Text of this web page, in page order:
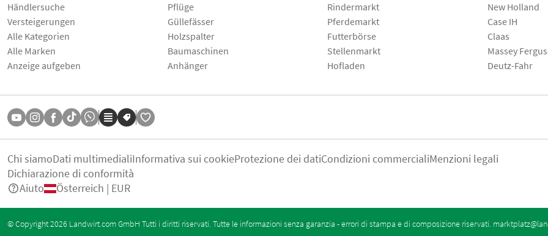
Händlersuche
Versteigerungen
Alle Kategorien
Alle Marken
Anzeige aufgeben
Pflüge
Güllefässer
Holzspalter
Baumaschinen
Anhänger
Rindermarkt
Pferdemarkt
Futterbörse
Stellenmarkt
Hofladen
New Holland
Case IH
Claas
Massey
Deutz-Fahr
Chi siamoDati multimedialiInformativa sui cookieProtezione dei datiCondizioni commercialiMenzioni legali
Dichiarazione di conformità
Aiuto
Österreich | EUR
© Copyright 2026 Landwirt.com GmbH Tutti i diritti riservati. Tutte le informazioni senza garanzia - errori di stampa e di composizione riservati.